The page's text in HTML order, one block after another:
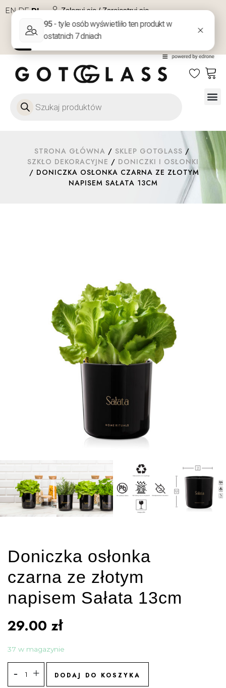
EN DE PL Zaloguj się / Zarejestruj się
NA PREZENT
STRONA GŁÓWNA / SKLEP GOTGLASS /
SZKŁO DEKORACYJNE / DONICZKI I OSŁONKI
/ DONICZKA OSŁONKA CZARNA ZE ZŁOTYM
NAPISEM SAŁATA 13CM
Doniczka osłonka
czarna ze złotym
napisem Sałata 13cm
29.00 zł
37 w magazynie
DODAJ DO KOSZYKA